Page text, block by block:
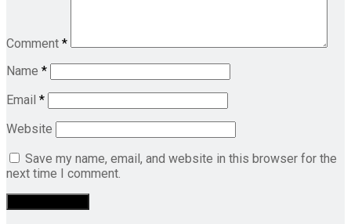
Comment *
Name *
Email *
Website
Save my name, email, and website in this browser for the
next time I comment.